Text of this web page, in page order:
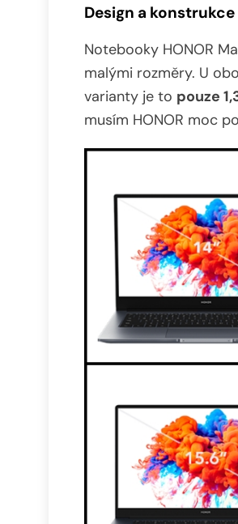
Design a
Notebooky HONOR
malými rozměry. U
varianty je to pouze
musím HONOR moc